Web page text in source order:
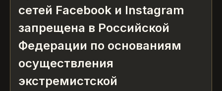
сетей Facebook и Instagram
запрещена в Российской
Федерации по основаниям
осуществления
экстремистской